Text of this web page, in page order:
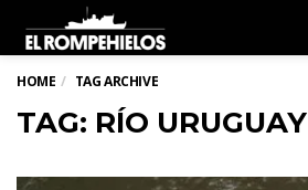
HOME TAG ARCHIVE
TAG: RÍO URUGUAY